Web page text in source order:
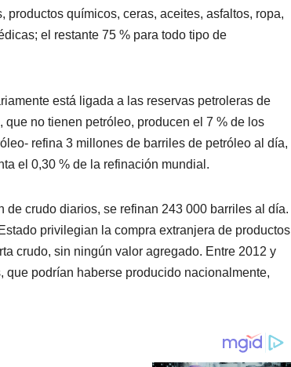
químicos, ceras, aceites, asfaltos, ropa,
el restante 75 % para todo tipo de
está ligada a las reservas petroleras de
no tienen petróleo, producen el 7 % de los
refina 3 millones de barriles de petróleo al día,
el 0,30 % de la refinación mundial.
crudo diarios, se refinan 243 000 barriles al día.
privilegian la compra extranjera de productos
crudo, sin ningún valor agregado. Entre 2012 y
podrían haberse producido nacionalmente,